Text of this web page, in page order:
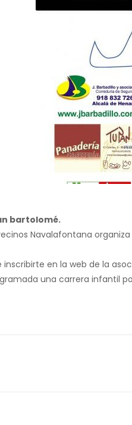
bartolomé.
Navalafontana
inscribirte en la web de la
una carrera infantil